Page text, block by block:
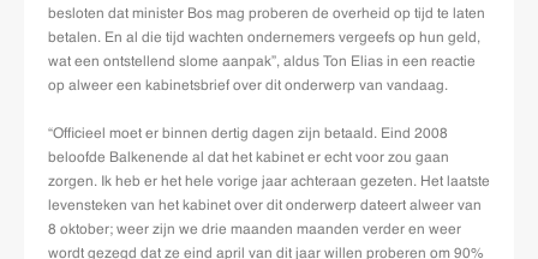
besloten dat minister Bos mag proberen de overheid op tijd te laten
betalen. En al die tijd wachten ondernemers vergeefs op hun geld,
wat een ontstellend slome aanpak”, aldus Ton Elias in een reactie
op alweer een kabinetsbrief over dit onderwerp van vandaag.
“Officieel moet er binnen dertig dagen zijn betaald. Eind 2008
beloofde Balkenende al dat het kabinet er echt voor zou gaan
zorgen. Ik heb er het hele vorige jaar achteraan gezeten. Het laatste
levensteken van het kabinet over dit onderwerp dateert alweer van
8 oktober; weer zijn we drie maanden maanden verder en weer
wordt gezegd dat ze eind april van dit jaar willen proberen om 90%